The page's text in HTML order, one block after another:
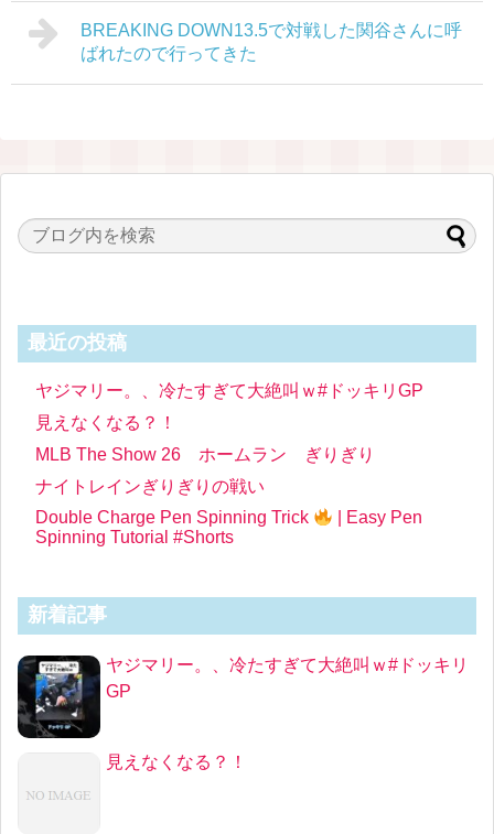
BREAKING DOWN13.5で対戦した関谷さんに呼
ばれたので行ってきた
最近の投稿
ヤジマリー。、冷たすぎて大絶叫ｗ#ドッキリGP
見えなくなる？！
MLB The Show 26 ホームラン ぎりぎり
ナイトレインぎりぎりの戦い
Double Charge Pen Spinning Trick
| Easy Pen
Spinning Tutorial #Shorts
新着記事
ヤジマリー。、冷たすぎて大絶叫ｗ#ドッキリ
GP
見えなくなる？！